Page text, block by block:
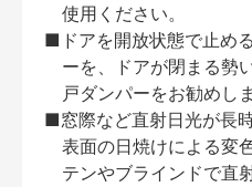
使用ください。
■ドアを開放状態で止め
ーを、ドアが閉まる勢
戸ダンパーをお勧めしま
■窓際など直射日光が長
表面の日焼けによる変
テンやブラインドで直